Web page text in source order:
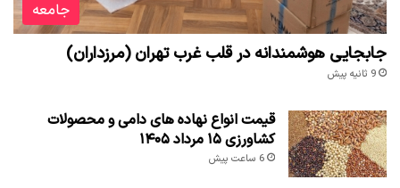
جامعه
جابجایی هوشمندانه در قلب غرب تهران (مرزداران)
9 ثانیه پیش
قیمت انواع نهاده های دامی و محصولات
کشاورزی ۱۵ مرداد ۱۴۰۵
6 ساعت پیش